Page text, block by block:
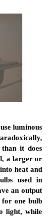
luminous
it does
a larger or
heat and
used in
an output
for one bulb
light, while